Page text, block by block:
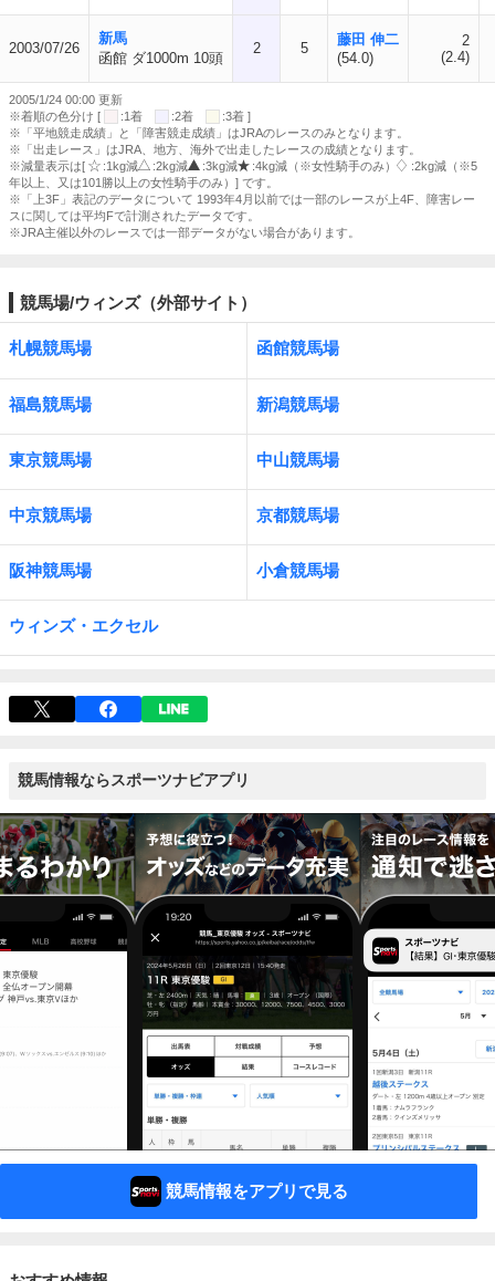
2003/07/26
新馬
函館 ダ1000m 10頭
2 5
藤田 伸二
(54.0)
2
(2.4)
2005/1/24 00:00 更新
※着順の色分け [
:1着 :2着
:3着 ]
※「平地競走成績」と「障害競走成績」はJRAのレースのみとなります。
※「出走レース」はJRA、地方、海外で出走したレースの成績となります。
※減量表示は[
:1kg減 :2kg減 :3kg減 :4kg減（※女性騎手のみ）
:2kg減（※5
年以上、又は101勝以上の女性騎手のみ）] です。
※「上3F」表記のデータについて 1993年4月以前では一部のレースが上4F、障害レー
スに関しては平均Fで計測されたデータです。
※JRA主催以外のレースでは一部データがない場合があります。
競馬場/ウィンズ（外部サイト）
札幌競馬場 函館競馬場
福島競馬場 新潟競馬場
東京競馬場 中山競馬場
中京競馬場 京都競馬場
阪神競馬場 小倉競馬場
ウィンズ・エクセル
競馬情報ならスポーツナビアプリ
競馬情報をアプリで見る